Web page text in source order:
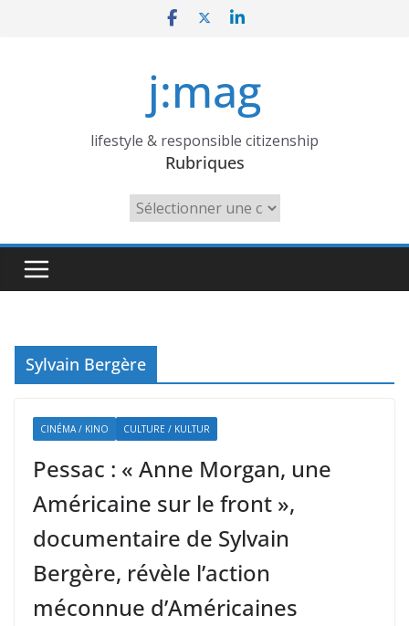
j:mag
lifestyle & responsible citizenship
Rubriques
Rubriques
Sylvain Bergère
CINÉMA / KINO CULTURE / KULTUR
Pessac : « Anne Morgan, une
Américaine sur le front »,
documentaire de Sylvain
Bergère, révèle l’action
méconnue d’Américaines